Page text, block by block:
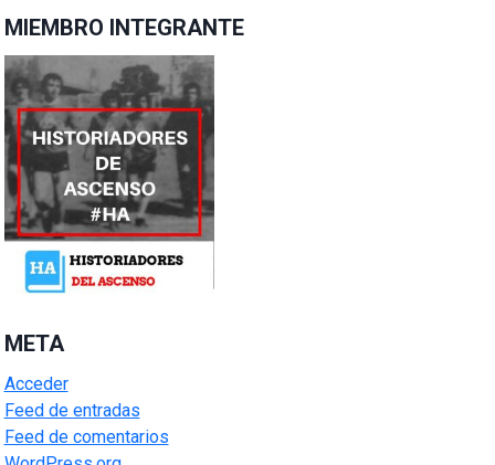
MIEMBRO INTEGRANTE
META
Acceder
Feed de entradas
Feed de comentarios